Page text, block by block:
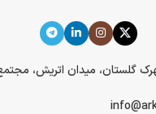
از سفارش تا دریافت
محدود شده است. از طرفی
کرده تا مشتریان بتوانند
بر حسب زمان بندی خود ثبت